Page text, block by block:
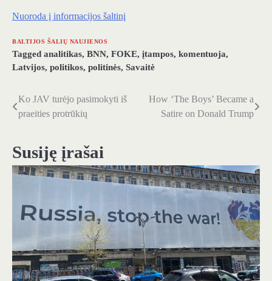
Nuoroda į informacijos šaltinį
BALTIJOS ŠALIŲ NAUJIENOS
Tagged analitikas, BNN, FOKE, įtampos, komentuoja,
Latvijos, politikos, politinės, Savaitė
Navigacija
tarp
įrašų
Ko JAV turėjo pasimokyti iš
praeities protrūkių
How ‘The Boys’ Became a
Satire on Donald Trump
Susiję įrašai